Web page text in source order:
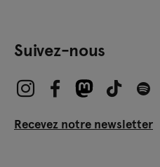
Suivez-nous
Recevez notre newsletter